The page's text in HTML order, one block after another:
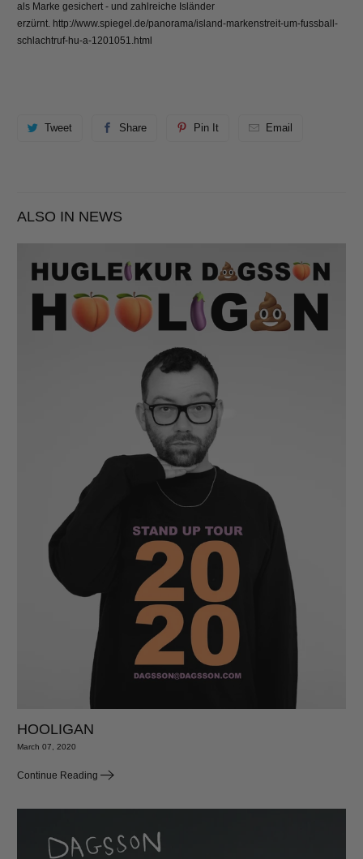
als Marke gesichert - und zahlreiche Isländer
erzürnt. http://www.spiegel.de/panorama/island-markenstreit-um-fussball-
schlachtruf-hu-a-1201051.html
Tweet Share Pin It Email
ALSO IN NEWS
HOOLIGAN
March 07, 2020
Continue Reading